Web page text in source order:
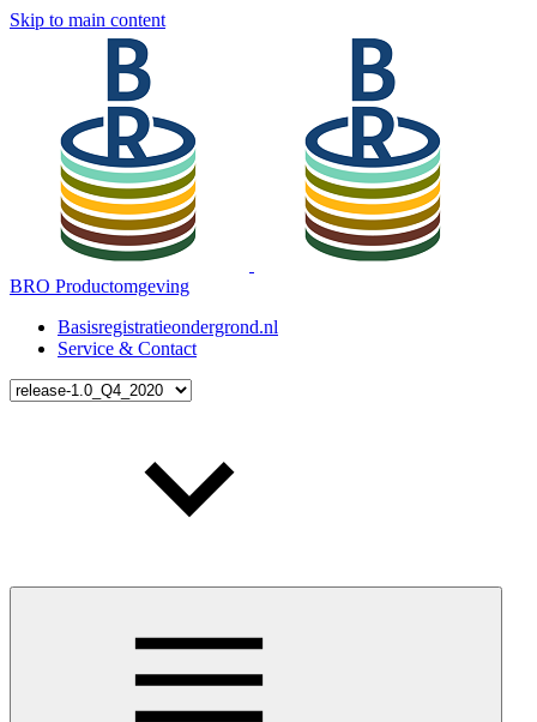
Skip to main content
BRO Productomgeving
Basisregistratieondergrond.nl
Service & Contact